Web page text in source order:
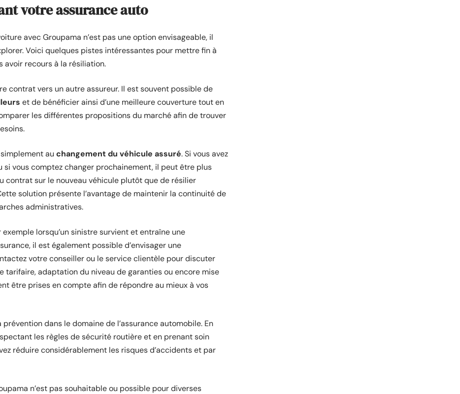
votre assurance auto
avec Groupama n’est pas une option envisageable, il
Voici quelques pistes intéressantes pour mettre fin à
avoir recours à la résiliation.
contrat vers un autre assureur. Il est souvent possible de
et de bénéficier ainsi d’une meilleure couverture tout en
les différentes propositions du marché afin de trouver
au changement du véhicule assuré. Si vous avez
vous comptez changer prochainement, il peut être plus
contrat sur le nouveau véhicule plutôt que de résilier
solution présente l’avantage de maintenir la continuité de
administratives.
lorsqu’un sinistre survient et entraîne une
il est également possible d’envisager une
votre conseiller ou le service clientèle pour discuter
tarifaire, adaptation du niveau de garanties ou encore mise
être prises en compte afin de répondre au mieux à vos
dans le domaine de l’assurance automobile. En
les règles de sécurité routière et en prenant soin
réduire considérablement les risques d’accidents et par
n’est pas souhaitable ou possible pour diverses